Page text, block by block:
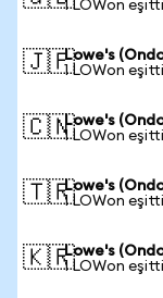
1 LOWon
🇯🇵Lowe's
1 LOWon
🇨🇳Lowe's
1 LOWon
🇹🇷Lowe's
1 LOWon
🇰🇷Lowe's
1 LOWon